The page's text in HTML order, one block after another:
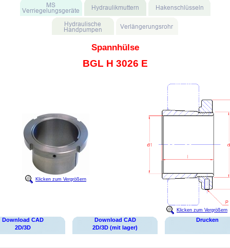
Spannhülse
BGL H 3026 E
Klicken zum Vergrößern
Klicken zum Vergrößern
Download CAD
2D/3D
Download CAD
2D/3D (mit lager)
Drucken